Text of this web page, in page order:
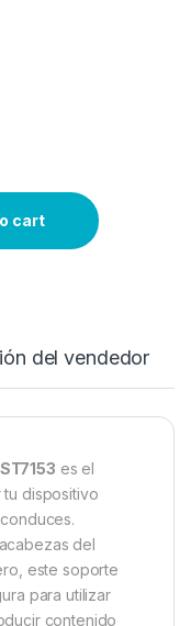
cart
del vendedor
es el
dispositivo
del
este soporte
para utilizar
contenido